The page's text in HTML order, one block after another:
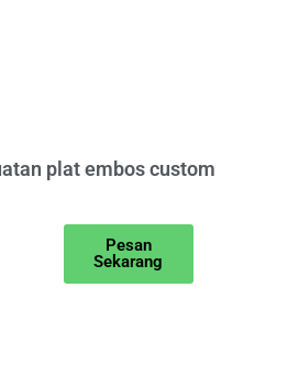
plat embos custom
Pesan
Sekarang